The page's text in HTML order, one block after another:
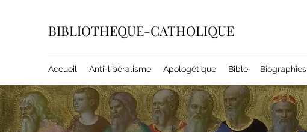
BIBLIOTHEQUE-CATHOLIQUE
Accueil Anti-libéralisme Apologétique Bible Biographies